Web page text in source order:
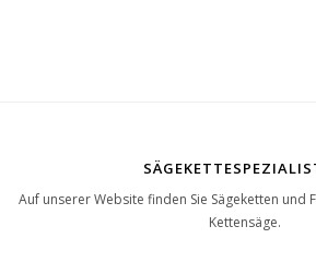
Auf unserer Website finden Sie Sägeketten und
Kettensäge.